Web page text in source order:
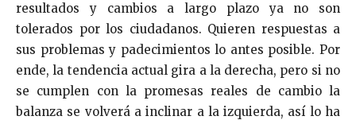
resultados y cambios a largo plazo ya no son
tolerados por los ciudadanos. Quieren respuestas a
sus problemas y padecimientos lo antes posible. Por
ende, la tendencia actual gira a la derecha, pero si no
se cumplen con la promesas reales de cambio la
balanza se volverá a inclinar a la izquierda, así lo ha